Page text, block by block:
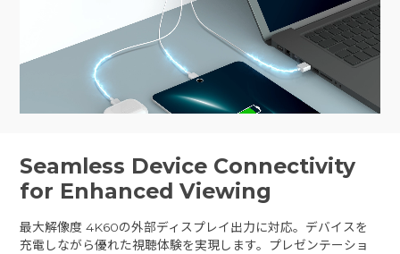
Seamless Device Connectivity
for Enhanced Viewing
最大解像度 4K60の外部ディスプレイ出力に対応。デバイスを
充電しながら優れた視聴体験を実現します。プレゼンテーショ